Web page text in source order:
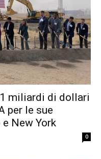
miliardi di dollari
per le sue
New York
0